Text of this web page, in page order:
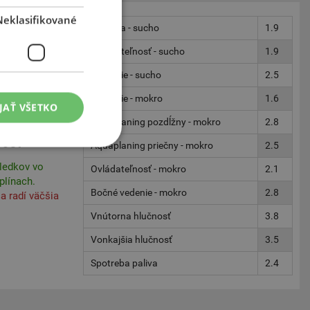
vo
radí väčšia
Stabilita - sucho 1.9
Ovládateľnosť - sucho 1.9
Brzdenie - sucho 2.5
Brzdenie - mokro 1.6
Aquaplaning pozdĺžny - mokro 2.8
Aquaplaning priečny - mokro 2.5
Ovládateľnosť - mokro 2.1
Bočné vedenie - mokro 2.8
Vnútorna hlučnosť 3.8
Vonkajšia hlučnosť 3.5
Spotreba paliva 2.4
VŠETKO